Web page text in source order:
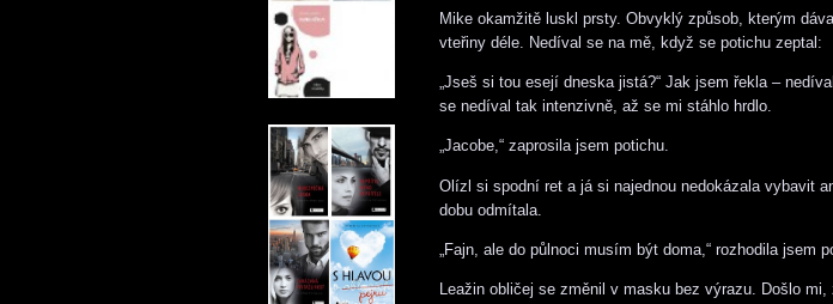
Mike okamžitě luskl prsty. Obvyklý způsob, kterým
vteřiny déle. Nedíval se na mě, když se potichu zeptal:
„Jseš si tou esejí dneska jistá?“ Jak jsem řekla –
se nedíval tak intenzivně, až se mi stáhlo hrdlo.
„Jacobe,“ zaprosila jsem potichu.
Olízl si spodní ret a já si najednou nedokázala vybavit
dobu odmítala.
„Fajn, ale do půlnoci musím být doma,“ rozhodila jsem
Leažin obličej se změnil v masku bez výrazu. Došlo